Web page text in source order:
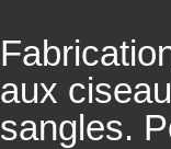
aux
sangles.